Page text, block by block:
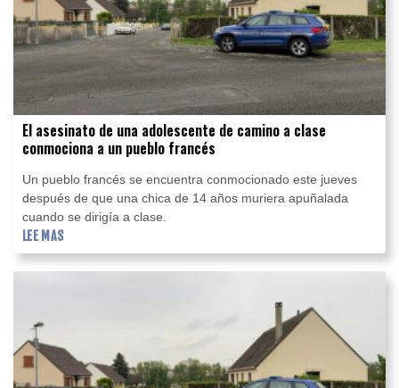
El asesinato de una adolescente de camino a clase
conmociona a un pueblo francés
Un pueblo francés se encuentra conmocionado este jueves
después de que una chica de 14 años muriera apuñalada
cuando se dirigía a clase.
LEE MAS